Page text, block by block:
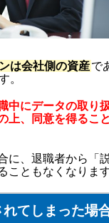
は会社側の資産で
。
中にデータの取り
上、同意を得るこ
に、退職者から「
こともなくなります
てしまった場